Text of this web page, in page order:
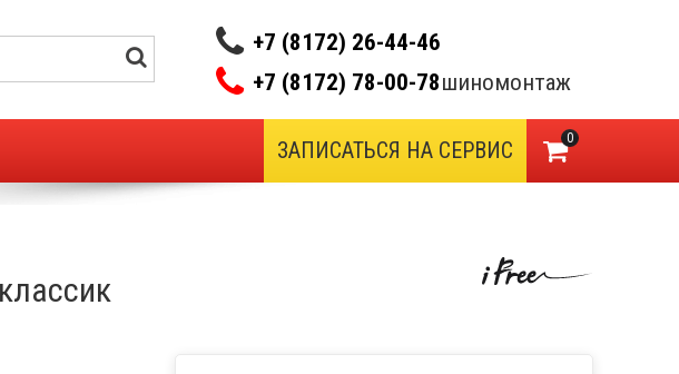
+7 (8172) 26-44-46
+7 (8172) 78-00-78шиномонтаж
0
ЗАПИСАТЬСЯ НА СЕРВИС